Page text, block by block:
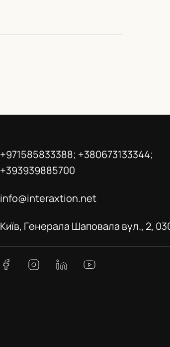
+971585833388; +380673133344;
+393939885700
info@interaxtion.net
Київ, Генерала Шаповала вул., 2,